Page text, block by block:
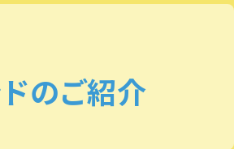
のご紹介